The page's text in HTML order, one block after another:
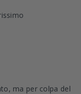
ma per colpa del